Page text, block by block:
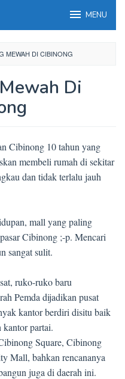
MENU
MEWAH DI CIBINONG
Di
Cibinong 10 tahun yang
membeli rumah di sekitar
dan tidak terlalu jauh
mall yang paling
Cibinong ;-p. Mencari
sangat sulit.
ruko-ruko baru
Pemda dijadikan pusat
kantor berdiri disitu baik
partai.
Square, Cibinong
Mall, bahkan rencananya
juga di daerah ini.